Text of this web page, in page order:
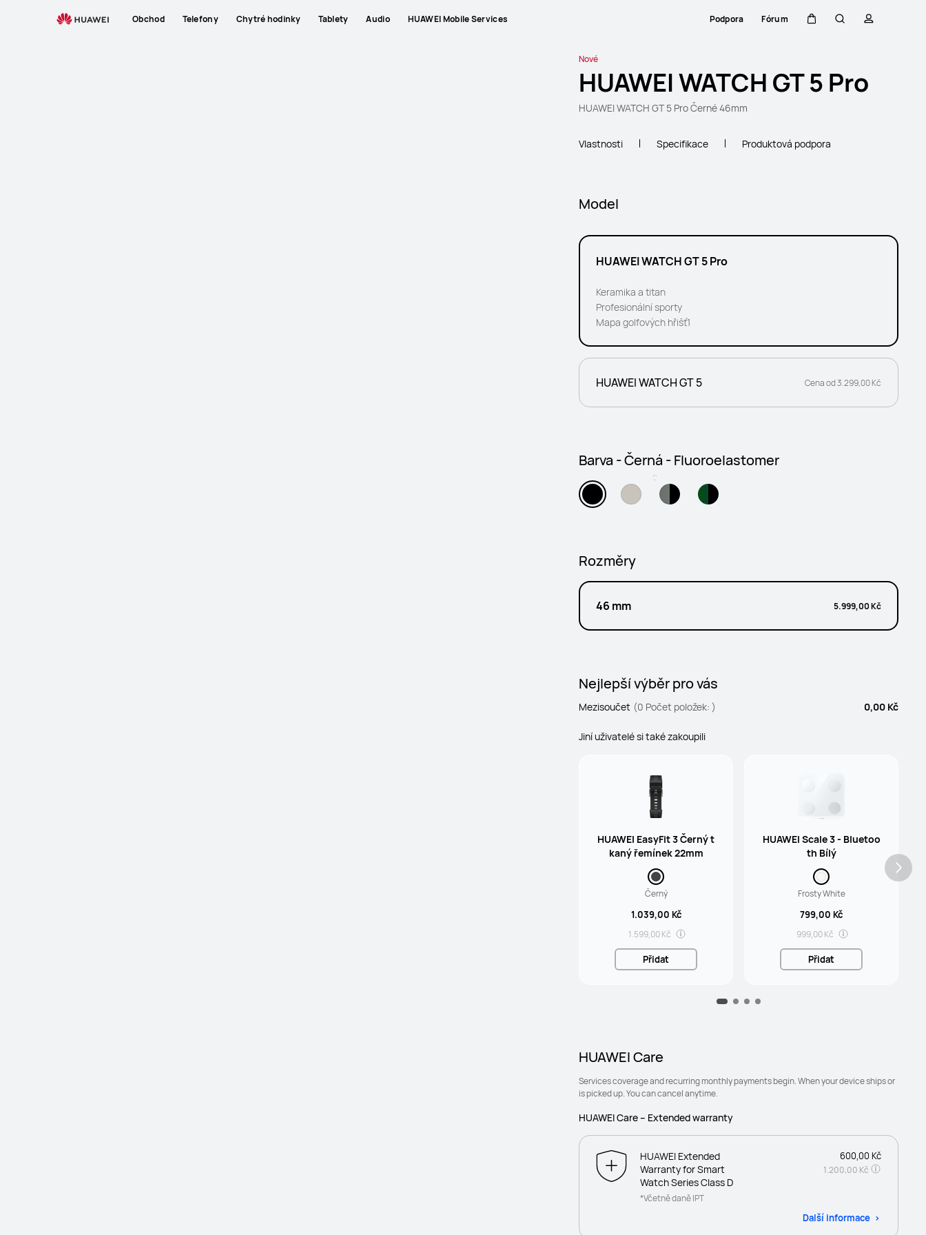
Obchod Telefony Chytré hodinky Tablety Audio HUAWEI Mobile Services Podpora Fórum
Nové
HUAWEI WATCH GT 5 Pro
HUAWEI WATCH GT 5 Pro Černé 46mm
Vlastnosti Specifikace Produktová podpora
Model
HUAWEI WATCH GT 5 Pro
Keramika a titan
Profesionální sporty
Mapa golfových hřišť1
HUAWEI WATCH GT 5 Cena od 3.299,00 Kč
Barva - Černá - Fluoroelastomer
Rozměry
46 mm 5.999,00 Kč
Nejlepší výběr pro vás
Mezisoučet (0 Počet položek: ) 0,00 Kč
Jiní uživatelé si také zakoupili
HUAWEI EasyFit 3 Černý t
kaný řemínek 22mm
Černý
1.039,00 Kč
1.599,00 Kč
Přidat
HUAWEI Scale 3 - Bluetoo
th Bílý
Frosty White
799,00 Kč
999,00 Kč
Přidat
HUAWEI Care
Services coverage and recurring monthly payments begin. When your device ships or
is picked up. You can cancel anytime.
HUAWEI Care – Extended warranty
HUAWEI Extended
Warranty for Smart
Watch Series Class D
600,00 Kč
1.200,00 Kč
*Včetně daně IPT
Další informace